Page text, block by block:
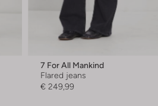
7 For All Mankind
Flared jeans
€ 249,99